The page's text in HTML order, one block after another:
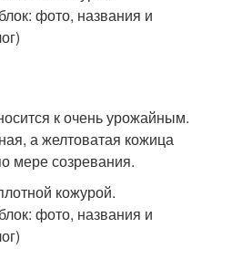
к очень урожайным.
а желтоватая кожица
мере созревания.